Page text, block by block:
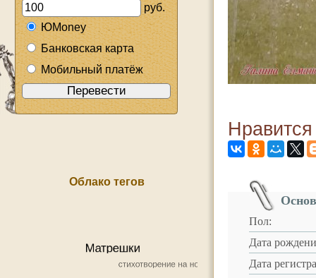
руб.
ЮMoney
Банковская карта
Мобильный платёж
Облако тегов
Пол:
Дата
Дата